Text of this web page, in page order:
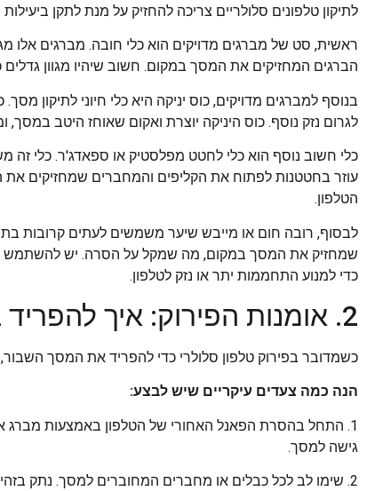
לתיקון טלפונים סלולריים צריכה להחזיק על מנת לתקן
ראשית, סט של מברגים מדויקים הוא כלי חובה. מברגים אלו
הברגים המחזיקים את המסך במקום. חשוב שיהיו מגוון גדלים
בנוסף למברגים מדויקים, כוס יניקה היא כלי חיוני
לגרום נזק נוסף. כוס היניקה יוצרת ואקום שאוחז היטב
כלי חשוב נוסף הוא כלי לחטט מפלסטיק או ספאדג'ר. כלי
עוזר בחטטנות לפתוח את הקליפים והמחברים שמחזיקים את
הטלפון.
לבסוף, רובה חום או מייבש שיער משמשים לעתים קרובות
שמחזיק את המסך במקום, מה שמקל על הסרה. יש להשתמש
כדי למנוע התחממות יתר או נזק לטלפון.
2. אומנות הפירוק: איך להפריד בזהירות את המסך השבור?
כשמדובר בפירוק טלפון סלולרי כדי להפריד את המסך השבור,
הנה כמה צעדים עיקריים שיש לבצע:
1. התחל בהסרת הפאנל האחורי של הטלפון באמצעות מברג
גישה למסך.
2. שימו לב לכל כבלים או מחברים המחוברים למסך. נתק